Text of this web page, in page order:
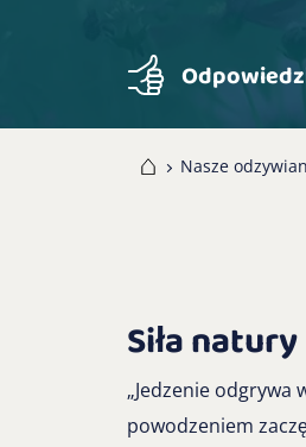
Nasze
Siła natury
„Jedzenie
powodzeniem